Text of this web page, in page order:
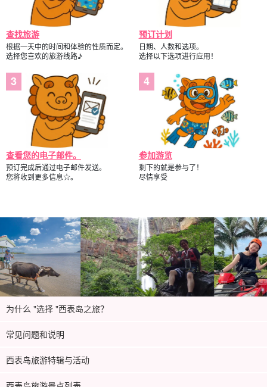
查找旅游
根据一天中的时间和体验的性质而定。
选择您喜欢的旅游线路♪
预订计划
日期、人数和选项。
选择以下选项进行应用！
查看您的电子邮件。
预订完成后通过电子邮件发送。
您将收到更多信息☆。
参加游览
剩下的就是参与了！
尽情享受
为什么 "选择 "西表岛之旅？
常见问题和说明
西表岛旅游特辑与活动